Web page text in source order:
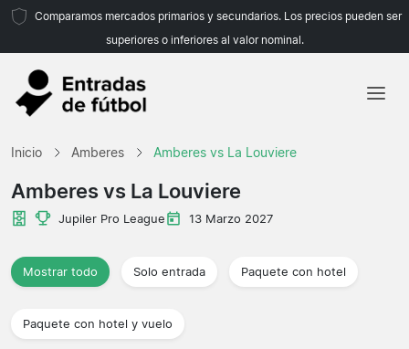
Comparamos mercados primarios y secundarios. Los precios pueden ser
superiores o inferiores al valor nominal.
Inicio Amberes Amberes vs La Louviere
Amberes vs La Louviere
Jupiler Pro League 13 Marzo 2027
Mostrar todo Solo entrada Paquete con hotel
Paquete con hotel y vuelo